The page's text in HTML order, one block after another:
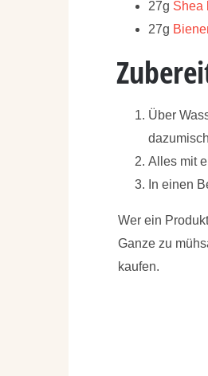
27g Shea
27g
Über
Alles mit
In einen
Wer ein
Ganze zu
kaufen.